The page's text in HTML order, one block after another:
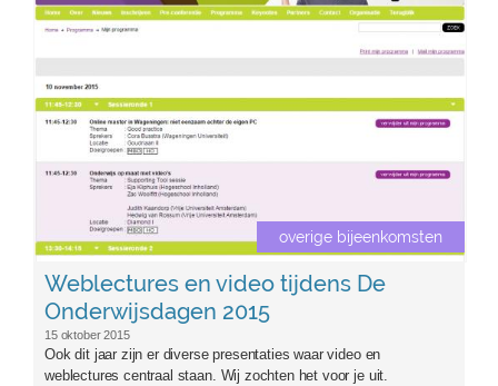
overige bijeenkomsten
Weblectures en video tijdens De
Onderwijsdagen 2015
15 oktober 2015
Ook dit jaar zijn er diverse presentaties waar video en
weblectures centraal staan. Wij zochten het voor je uit.